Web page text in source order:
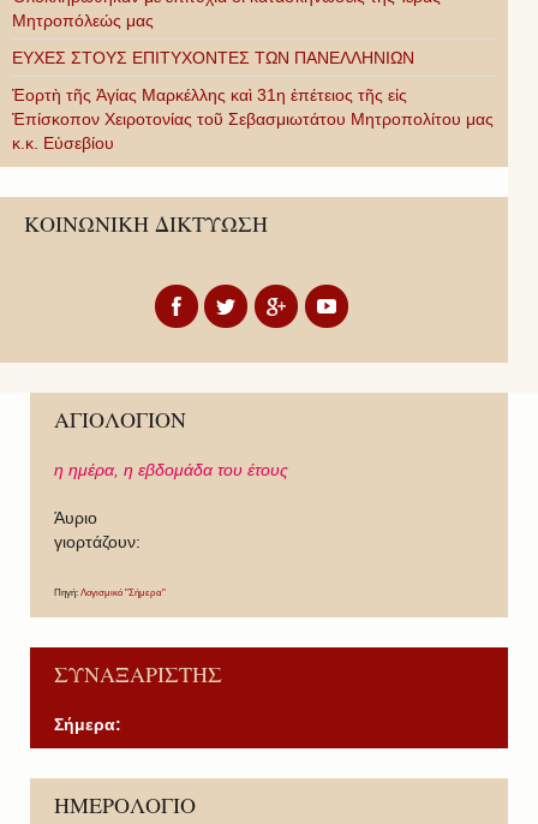
Μητροπόλεώς μας
ΕΥΧΕΣ ΣΤΟΥΣ ΕΠΙΤΥΧΟΝΤΕΣ ΤΩΝ ΠΑΝΕΛΛΗΝΙΩΝ
Ἑορτὴ τῆς Ἁγίας Μαρκέλλης καὶ 31η ἐπέτειος τῆς εἰς
Ἐπίσκοπον Χειροτονίας τοῦ Σεβασμιωτάτου Μητροπολίτου μας
κ.κ. Εὐσεβίου
ΚΟΙΝΩΝΙΚΗ ΔΙΚΤΥΩΣΗ
ΑΓΙΟΛΟΓΙΟΝ
η ημέρα, η εβδομάδα του έτους
Άυριο
γιορτάζουν:
Πηγή: Λογισμικό "Σήμερα"
ΣΥΝΑΞΑΡΙΣΤΗΣ
Σήμερα:
ΗΜΕΡΟΛΟΓΙΟ
P
r
P
r
N
e
N
e